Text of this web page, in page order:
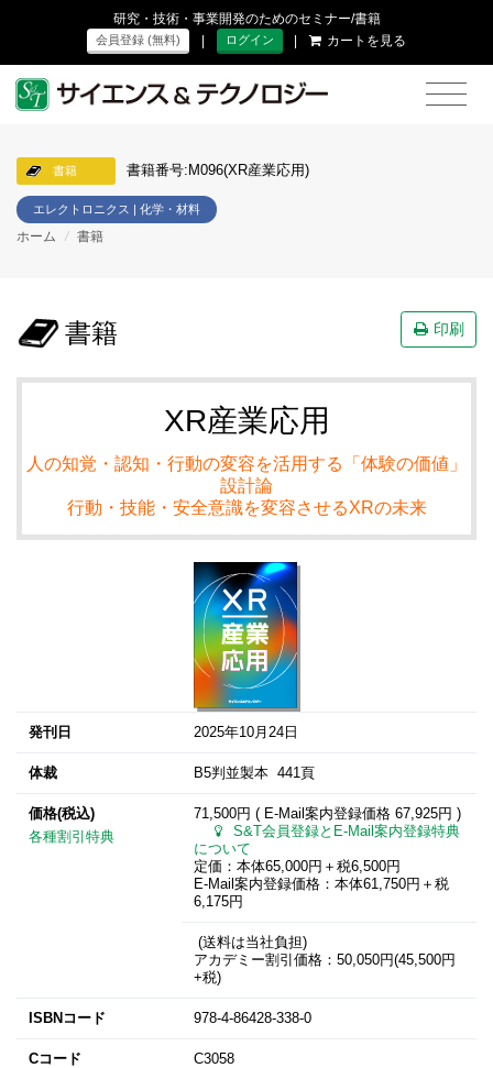
研究・技術・事業開発のためのセミナー/書籍
会員登録 (無料) | ログイン | カートを見る
書籍 書籍番号:M096(XR産業応用)
エレクトロニクス | 化学・材料
ホーム / 書籍
書籍 印刷
XR産業応用
人の知覚・認知・行動の変容を活用する「体験の価値」
設計論
行動・技能・安全意識を変容させるXRの未来
発刊日 2025年10月24日
体裁 B5判並製本 441頁
価格(税込)
各種割引特典
71,500円 ( E-Mail案内登録価格 67,925円 )
S&T会員登録とE-Mail案内登録特典
について
定価：本体65,000円＋税6,500円
E-Mail案内登録価格：本体61,750円＋税
6,175円
(送料は当社負担)
アカデミー割引価格：50,050円(45,500円
+税)
ISBNコード 978-4-86428-338-0
Cコード C3058